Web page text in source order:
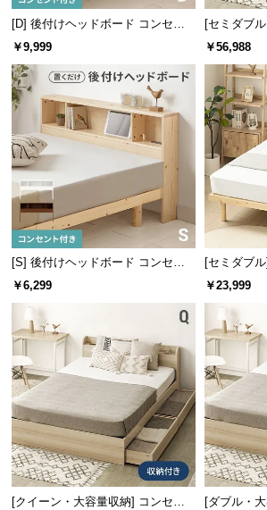
ブ
ロ
グ
企
業
情
報
冷気や湿気を防ぐシート
床面には防湿強化シートを取り付け
湿気を防ぎ、快適な寝心地になるよ
た。
※シートの色は写真と異なる場合があります。
大容量のベッド下収納
ベッド下は便利な4杯の引き出し収
[D] 後付けヘッドボード コンセン
ト付き 置くだけ
￥9,999
[セミダブ
ント機能付
￥56,988
[S] 後付けヘッドボード コンセン
ト付き 置くだけ
￥6,299
[セミダブ
タイプ
￥23,999
[クイーン・大容量収納] コンセン
[ダブル・